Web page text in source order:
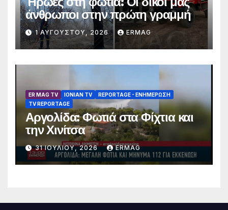
άνθρωποι στην πρώτη γραμμή
1 ΑΥΓΟΎΣΤΟΥ, 2026 ERMAG
ER MAG TV IONIAN TV
REPORTAGE - EΝΗΜΈΡΩΣΗ
TV REPORTAGE
Αργολίδα: Φωτιά στα Φίχτια και
την Χινίτσα
31 ΙΟΥΛΊΟΥ, 2026 ERMAG